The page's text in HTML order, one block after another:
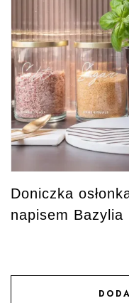
Doniczka
napisem Bazylia